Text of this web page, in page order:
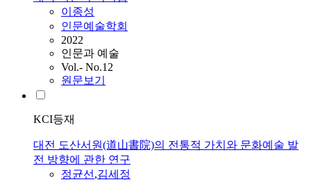
이종성
인문예술학회
2022
인문과 예술
Vol.- No.12
원문보기
KCI등재
대전 도산서원(道山書院)의 전통적 가치와 문화예술 발
전 방향에 관한 연구
정균선,김세정